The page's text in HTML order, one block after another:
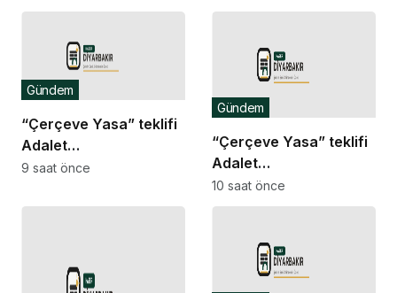
söz sahibi olduğu güçlü
“Çerçeve Yasa” teklifi
Adalet
Komisyonu’nda… İYİ
MHP’li Bülbül arasında
Gündem
9 saat önce
“Çerçeve Yasa” teklifi
Adalet
Komisyonu’nda… İYİ
Partili Rıdvan Uz,
Yüksel’in üzerine
yürüdü
Gündem
10 saat önce